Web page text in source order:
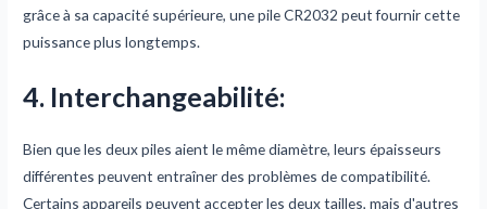
grâce à sa capacité supérieure, une pile CR2032 peut fournir cette
puissance plus longtemps.
4. Interchangeabilité:
Bien que les deux piles aient le même diamètre, leurs épaisseurs
différentes peuvent entraîner des problèmes de compatibilité.
Certains appareils peuvent accepter les deux tailles, mais d'autres